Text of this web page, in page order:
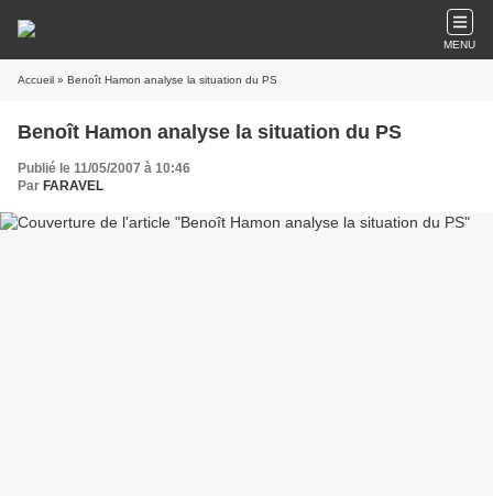
MENU
Accueil » Benoît Hamon analyse la situation du PS
Benoît Hamon analyse la situation du PS
Publié le 11/05/2007 à 10:46
Par FARAVEL